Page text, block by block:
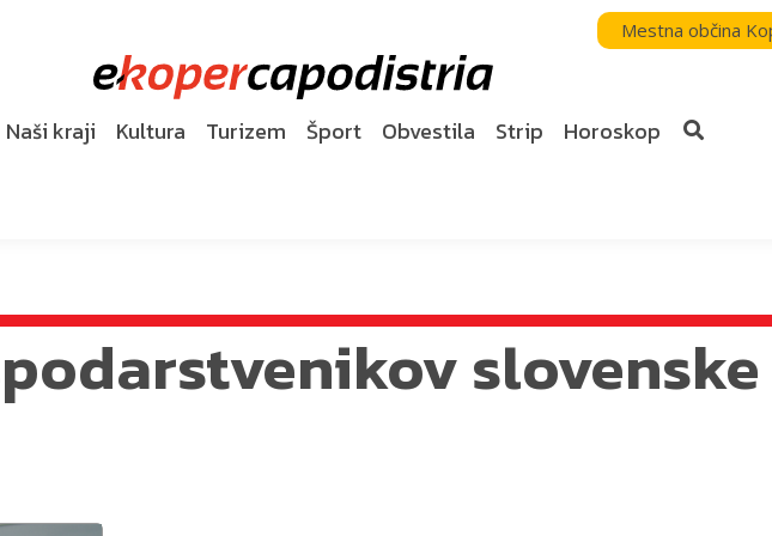
Mestna občina
Naši kraji Kultura Turizem Šport Obvestila Strip Horoskop
slovenske